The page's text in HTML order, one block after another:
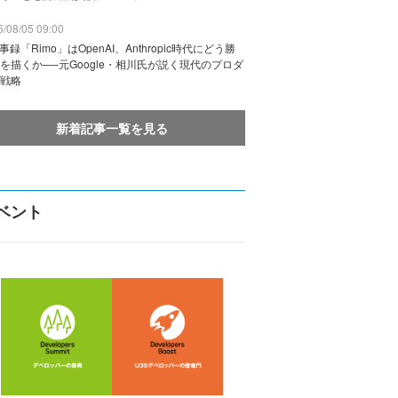
08/05 09:00
録「Rimo」はOpenAI、Anthropic時代にどう勝
描くか──元Google・相川氏が説く現代のプロダ
略
新着記事一覧を見る
ント